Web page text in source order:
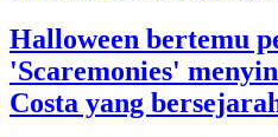
Halloween bertemu
'Scaremonies'
Costa yang